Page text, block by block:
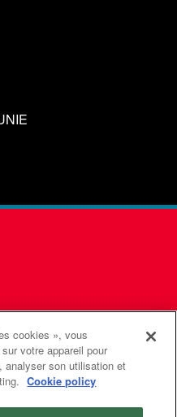
est une agence de l'Église
Unie
Unies. Tous droits
cookies », vous
votre appareil pour
analyser son utilisation et
Cookie policy